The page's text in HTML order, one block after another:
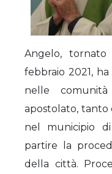
Angelo,
febbraio 2021,
nelle
apostolato, tanto
nel municipio
partire la
della città.